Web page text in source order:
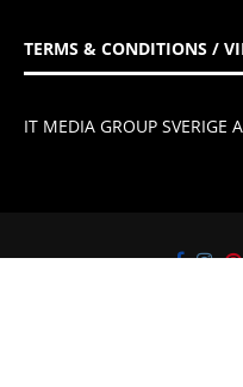
TERMS & CONDITIONS /
IT MEDIA GROUP